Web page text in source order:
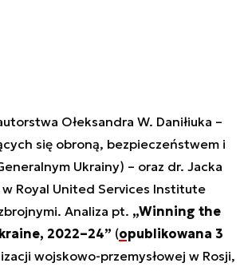
Ołeksandra W. Daniłiuka –
się obroną, bezpieczeństwem i
Ukrainy) – oraz dr. Jacka
Royal United Services Institute
Analiza pt. „Winning the
2022–24” (opublikowana 3
wojskowo-przemysłowej w Rosji,